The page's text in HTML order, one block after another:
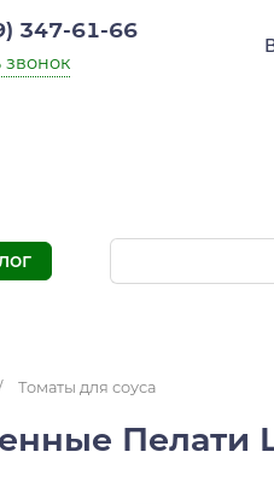
347-61-66
звонок
Томаты для соуса
Пелати